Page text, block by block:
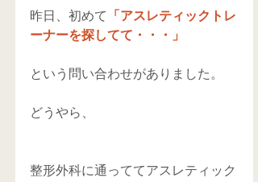
昨日、初めて
「アスレティックトレ
ーナーを探してて・・・」
という問い合わせがありました。
どうやら、
整形外科に通っててアスレティック